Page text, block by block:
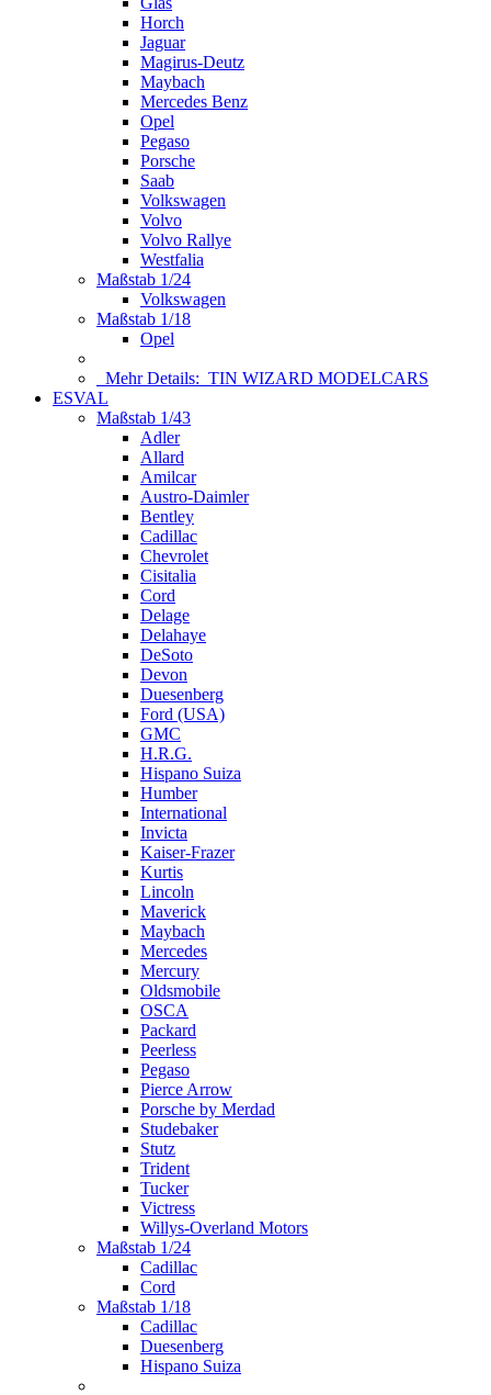
Horch
Jaguar
Magirus-Deutz
Maybach
Mercedes Benz
Opel
Pegaso
Porsche
Saab
Volkswagen
Volvo
Volvo Rallye
Westfalia
Maßstab 1/24
Volkswagen
Maßstab 1/18
Opel
Mehr Details: TIN WIZARD MODELCARS
ESVAL
Maßstab 1/43
Adler
Allard
Amilcar
Austro-Daimler
Bentley
Cadillac
Chevrolet
Cisitalia
Cord
Delage
Delahaye
DeSoto
Devon
Duesenberg
Ford (USA)
GMC
H.R.G.
Hispano Suiza
Humber
International
Invicta
Kaiser-Frazer
Kurtis
Lincoln
Maverick
Maybach
Mercedes
Mercury
Oldsmobile
OSCA
Packard
Peerless
Pegaso
Pierce Arrow
Porsche by Merdad
Studebaker
Stutz
Trident
Tucker
Victress
Willys-Overland Motors
Maßstab 1/24
Cadillac
Cord
Maßstab 1/18
Cadillac
Duesenberg
Hispano Suiza